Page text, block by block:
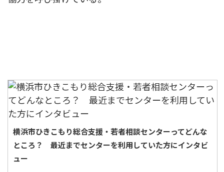
横浜市ひきこもり総合支援・若者相談センターってどんな
ところ？ 最近までセンターを利用していた方にインタビ
ュー